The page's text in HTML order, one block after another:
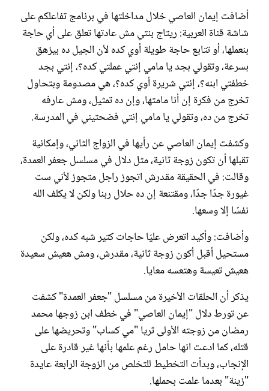
أضافت إيمان العاصي خلال مداخلتها في برنامج تفاعلكم على
شاشة قناة العربية: ريتاج بنتي مش عادتها تعلق على أي حاجة
بنعملها، أو تتابع حاجة طويلة أوي كده لأن الجيل ده بيزهق
بسرعة، وتقولي بجد يا مامي إنتي عملتي كده؟، إنتي بجد
خطفتي ابنه؟، إنتي شريرة أوي كده؟، هي مصدومة وبتحاول
تخرج من فكرة إن أنا مامتها، وإن ده تمثيل، ومش عارفه
تخرج من ده، وتقولي يا مامي إنتي فضحتيني في المدرسة.
وكشفت إيمان العاصي عن رأيها في الزواج الثاني، وإمكانية
تقبلها أن تكون زوجة ثانية، مثل دلال في مسلسل جعفر العمدة،
وقالت: في الحقيقة مقدرش اتجوز راجل متجوز لأني ست
غيورة جدًا جدًا، ومقتنعة إن ده حلال ربنا ولكن لا يكلف الله
نفسًا إلا وسعها.
وأضافت: وأكيد اتعرض عليّا حاجات كتير شبه كده، ولكن
مستحيل أقبل أكون زوجة ثانية، مقدرش، ومش هعيش سعيدة
هعيش تعيسة وهتعسه معايا.
يذكر أن الحلقات الأخيرة من مسلسل "جعفر العمدة" كشفت
عن تورط دلال "إيمان العاصي" في خطف ابن زوجها محمد
رمضان من زوجته الأولى ثريا "مي كساب" وتحريضها على
قتله، كما ادعت انها حامل رغم علمها بأنها غير قادرة على
الإنجاب، وبدأت التخطيط للتخلص من الزوجة الرابعة عايدة
"زينة" بعدما علمت بحملها.